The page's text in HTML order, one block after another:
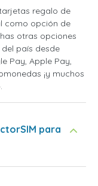
regalo de
como opción de
otras opciones
país desde
Pay, Apple Pay,
¡y muchos
para